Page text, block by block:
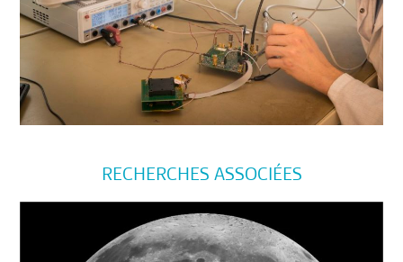
RECHERCHES ASSOCIÉES